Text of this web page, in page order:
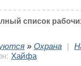
список
» Охрана |
Хайфа